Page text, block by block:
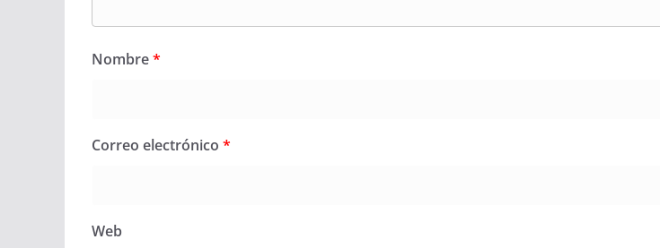
Nombre*
Correo electrónico *
Web